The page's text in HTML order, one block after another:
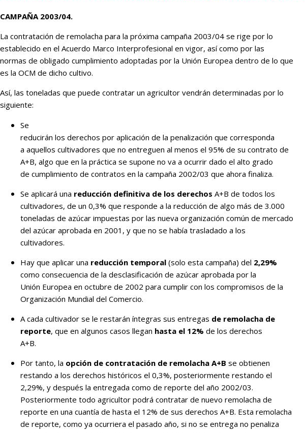
CAMPAÑA 2003/04.
La contratación de remolacha para la próxima campaña 2003/04 se rige por lo
establecido en el Acuerdo Marco Interprofesional en vigor, así como por las
normas de obligado cumplimiento adoptadas por la Unión Europea dentro de lo que
es la OCM de dicho cultivo.
Así, las toneladas que puede contratar un agricultor vendrán determinadas por lo
siguiente:
Se
reducirán los derechos por aplicación de la penalización que corresponda
a aquellos cultivadores que no entreguen al menos el 95% de su contrato de
A+B, algo que en la práctica se supone no va a ocurrir dado el alto grado
de cumplimiento de contratos en la campaña 2002/03 que ahora finaliza.
Se aplicará una reducción definitiva de los derechos A+B de todos los
cultivadores, de un 0,3% que responde a la reducción de algo más de 3.000
toneladas de azúcar impuestas por las nueva organización común de mercado
del azúcar aprobada en 2001, y que no se había trasladado a los
cultivadores.
Hay que aplicar una reducción temporal (solo esta campaña) del 2,29%
como consecuencia de la desclasificación de azúcar aprobada por la
Unión Europea en octubre de 2002 para cumplir con los compromisos de la
Organización Mundial del Comercio.
A cada cultivador se le restarán íntegras sus entregas de remolacha de
reporte, que en algunos casos llegan hasta el 12% de los derechos
A+B.
Por tanto, la opción de contratación de remolacha A+B se obtienen
restando a los derechos históricos el 0,3%, posteriormente restando el
2,29%, y después la entregada como de reporte del año 2002/03.
Posteriormente todo agricultor podrá contratar de nuevo remolacha de
reporte en una cuantía de hasta el 12% de sus derechos A+B. Esta remolacha
de reporte, como ya ocurriera el pasado año, si no se entrega no penaliza